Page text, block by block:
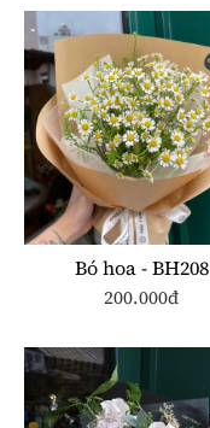
Bó hoa - BH208
200.000đ